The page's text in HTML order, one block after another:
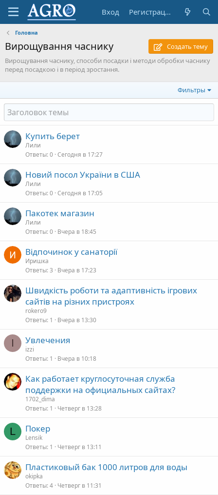
Вход Регистрация
Головна
Вирощування часнику
Создать тему
Вирощування часнику, способи посадки і методи обробки часнику
перед посадкою і в період зростання.
Фильтры
Купить берет
Лили
Ответы 0 Сегодня в 17:27
Новий посол України в США
Лили
Ответы 0 Сегодня в 17:05
Пакотек магазин
Лили
Ответы 0 Вчера в 18:45
Відпочинок у санаторії
Иришка
Ответы 3 Вчера в 17:23
Швидкість роботи та адаптивність ігрових
сайтів на різних пристроях
rokero9
Ответы 1 Вчера в 13:30
I Увлечения
izzi
Ответы 1 Вчера в 10:18
Как работает круглосуточная служба
поддержки на официальных сайтах?
1702_dima
Ответы 1 Четверг в 13:28
L Покер
Lensik
Ответы 1 Четверг в 13:11
Пластиковый бак 1000 литров для воды
okipka
Ответы 4 Четверг в 11:31